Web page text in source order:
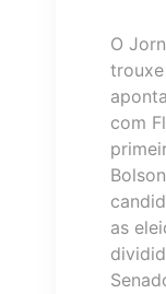
O
com
as